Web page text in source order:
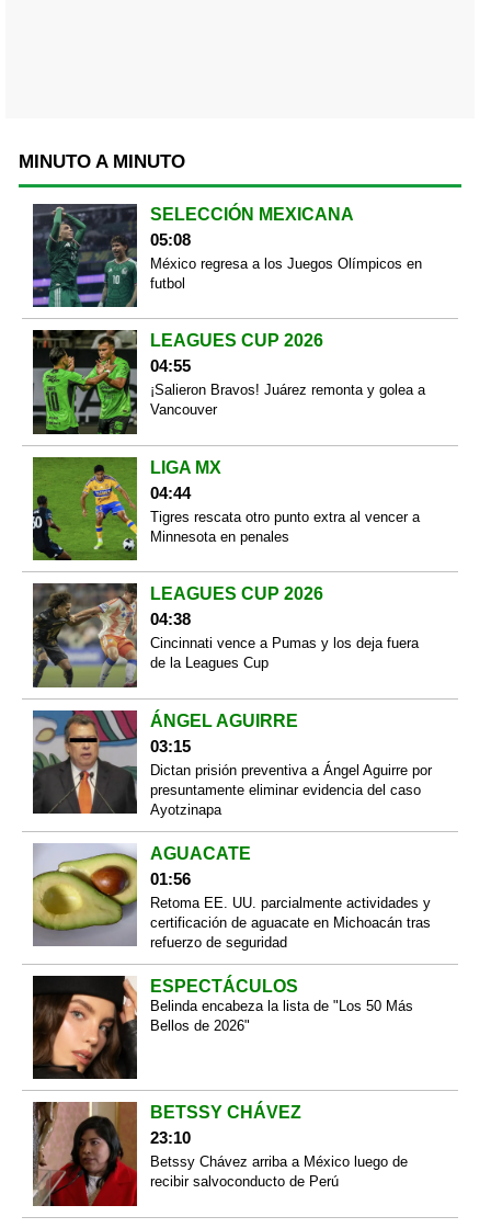
MINUTO A MINUTO
SELECCIÓN MEXICANA
05:08
México regresa a los Juegos Olímpicos en
futbol
LEAGUES CUP 2026
04:55
¡Salieron Bravos! Juárez remonta y golea a
Vancouver
LIGA MX
04:44
Tigres rescata otro punto extra al vencer a
Minnesota en penales
LEAGUES CUP 2026
04:38
Cincinnati vence a Pumas y los deja fuera
de la Leagues Cup
ÁNGEL AGUIRRE
03:15
Dictan prisión preventiva a Ángel Aguirre por
presuntamente eliminar evidencia del caso
Ayotzinapa
AGUACATE
01:56
Retoma EE. UU. parcialmente actividades y
certificación de aguacate en Michoacán tras
refuerzo de seguridad
ESPECTÁCULOS
Belinda encabeza la lista de "Los 50 Más
Bellos de 2026"
BETSSY CHÁVEZ
23:10
Betssy Chávez arriba a México luego de
recibir salvoconducto de Perú